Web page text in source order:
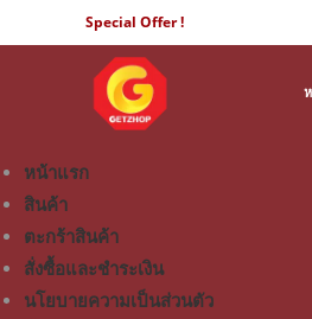
Special Offer !
หน้าแรก
สินค้า
ตะกร้าสินค้า
สั่งซื้อและชำระเงิน
นโยบายความเป็นส่วนตัว